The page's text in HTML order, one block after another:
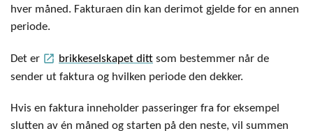
hver måned. Fakturaen din kan derimot gjelde for en annen
periode.
Det er launch brikkeselskapet ditt som bestemmer når de
sender ut faktura og hvilken periode den dekker.
Hvis en faktura inneholder passeringer fra for eksempel
slutten av én måned og starten på den neste, vil summen